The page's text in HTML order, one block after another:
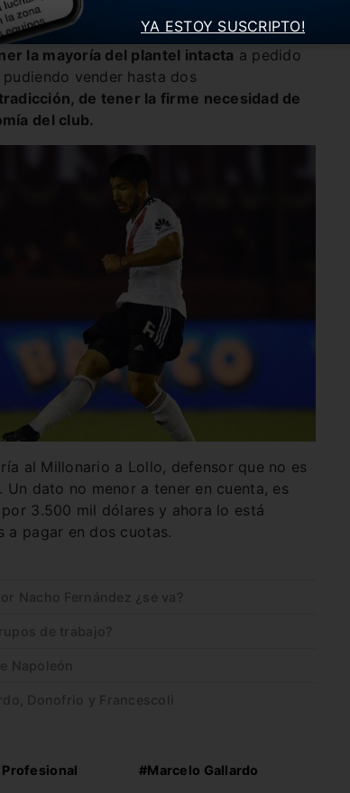
del Millonario dentro de este
la mayoría del plantel intacta a pedido
vender hasta dos
de tener la firme necesidad de
del club.
al Millonario a Lollo, defensor que no es
dato no menor a tener en cuenta, es
3.500 mil dólares y ahora lo está
a pagar en dos cuotas.
Nacho Fernández ¿se va?
de trabajo?
Napoleón
Donofrio y Francescoli
Profesional #Marcelo Gallardo
YA ESTOY SUSCRIPTO!